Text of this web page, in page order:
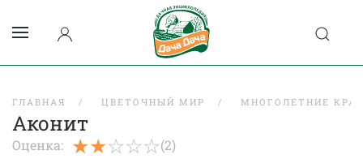
ГЛАВНАЯ ЦВЕТОЧНЫЙ МИР МНОГОЛЕТНИЕ
Аконит
Оценка: (2)